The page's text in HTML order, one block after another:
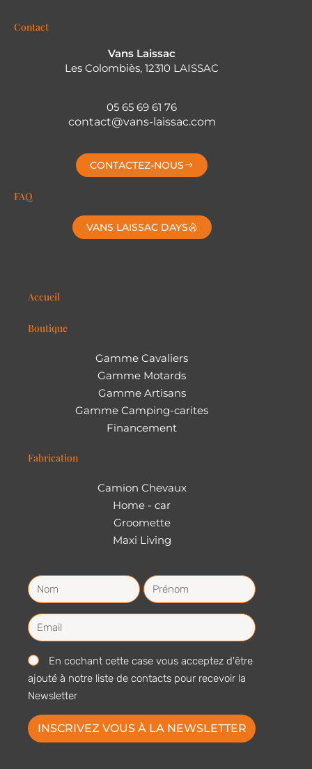
Contact
Vans Laissac
Les Colombiès, 12310 LAISSAC
05 65 69 61 76
contact@vans-laissac.com
CONTACTEZ-NOUS
FAQ
VANS LAISSAC DAYS
Accueil
Boutique
Gamme Cavaliers
Gamme Motards
Gamme Artisans
Gamme Camping-carites
Financement
Fabrication
Camion Chevaux
Home - car
Groomette
Maxi Living
En cochant cette case vous acceptez d'être
ajouté à notre liste de contacts pour recevoir la
Newsletter
INSCRIVEZ VOUS À LA NEWSLETTER